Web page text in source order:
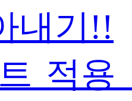
내기!!
적